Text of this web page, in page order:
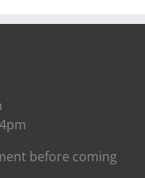
before coming